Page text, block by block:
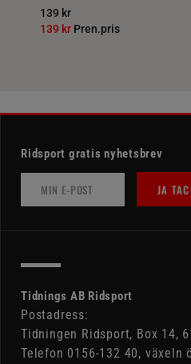
139 kr
139 kr Pren.pris
Ridsport gratis nyhetsbrev
JA
Tidnings AB Ridsport
Postadress:
Tidningen Ridsport, Box 14,
Telefon 0156-132 40, växeln